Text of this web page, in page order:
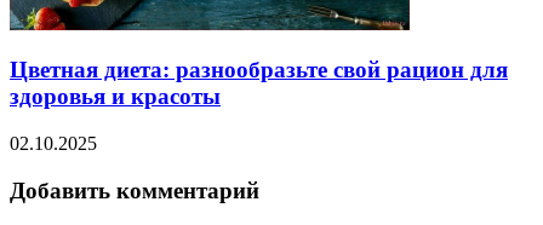
Цветная диета: разнообразьте свой рацион для
здоровья и красоты
02.10.2025
Добавить комментарий